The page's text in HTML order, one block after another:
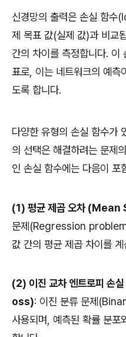
신경망의 출력은 손실 함
제 목표 값(실제 값)과 비교
간의 차이를 측정합니다. 이
표로, 이는 네트워크의 예측
도록 합니다.
다양한 유형의 손실 함수가
의 선택은 해결하려는 문제
인 손실 함수에는 다음이 포
(1) 평균 제곱 오차
문제(Regression
값 간의 평균 제곱 차이를 계
(2) 이진 교차 엔트로피
oss): 이진 분류 문제
사용되며, 예측된 확률 분포